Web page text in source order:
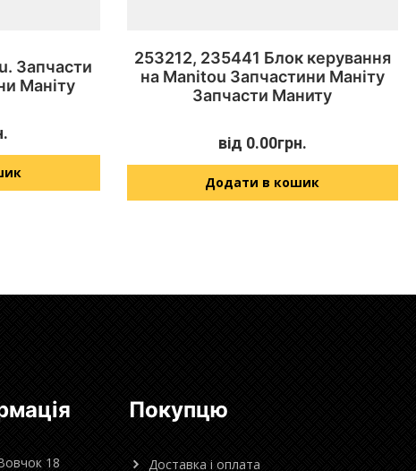
Запчасти
Маніту
253212, 235441 Блок керування
на Manitou Запчастини Маніту
Запчасти Маниту
від 0.00грн.
Додати в кошик
18
Покупцю
Доставка і оплата